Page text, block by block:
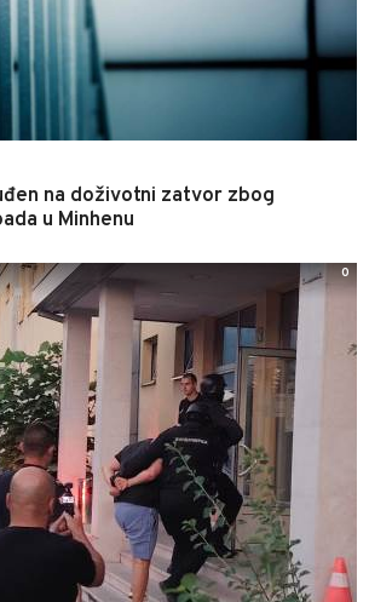
na doživotni zatvor zbog
u Minhenu
0